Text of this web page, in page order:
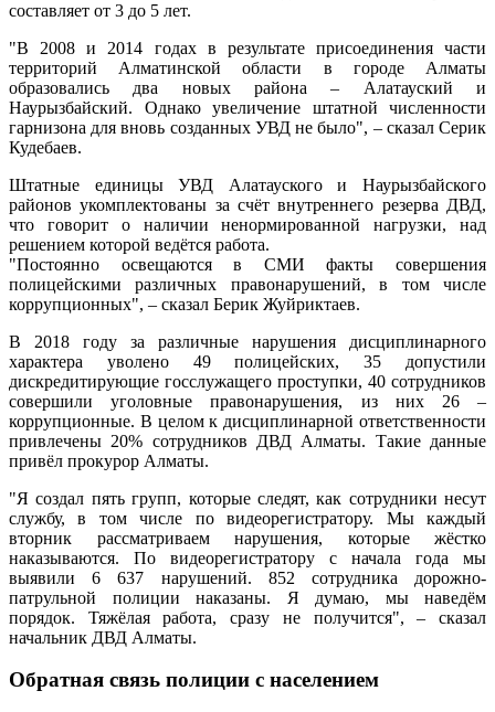
составляет от 3 до 5 лет.
"В 2008 и 2014 годах в результате присоединения части
территорий Алматинской области в городе Алматы
образовались два новых района – Алатауский и
Наурызбайский. Однако увеличение штатной численности
гарнизона для вновь созданных УВД не было", – сказал Серик
Кудебаев.
Штатные единицы УВД Алатауского и Наурызбайского
районов укомплектованы за счёт внутреннего резерва ДВД,
что говорит о наличии ненормированной нагрузки, над
решением которой ведётся работа.
"Постоянно освещаются в СМИ факты совершения
полицейскими различных правонарушений, в том числе
коррупционных", – сказал Берик Жуйриктаев.
В 2018 году за различные нарушения дисциплинарного
характера уволено 49 полицейских, 35 допустили
дискредитирующие госслужащего проступки, 40 сотрудников
совершили уголовные правонарушения, из них 26 –
коррупционные. В целом к дисциплинарной ответственности
привлечены 20% сотрудников ДВД Алматы. Такие данные
привёл прокурор Алматы.
"Я создал пять групп, которые следят, как сотрудники несут
службу, в том числе по видеорегистратору. Мы каждый
вторник рассматриваем нарушения, которые жёстко
наказываются. По видеорегистратору с начала года мы
выявили 6 637 нарушений. 852 сотрудника дорожно-
патрульной полиции наказаны. Я думаю, мы наведём
порядок. Тяжёлая работа, сразу не получится", – сказал
начальник ДВД Алматы.
Обратная связь полиции с населением